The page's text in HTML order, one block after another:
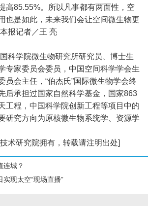
高85.55%。所以凡事都有两面性，空
也是如此，未来我们会让空间微生物更
报记者／王 亮
学院微生物研究所研究员、博士生
专家委员会委员，中国空间科学学会生
员会主任，“伯杰氏”国际微生物学会终
后承担过国家自然科学基金，国家863
工程，中国科学院创新工程等项目中的
研究方向为原核微生物系统学、资源学
术研究院拥有，转载请注明出处]
连城？
现太空“现场直播”